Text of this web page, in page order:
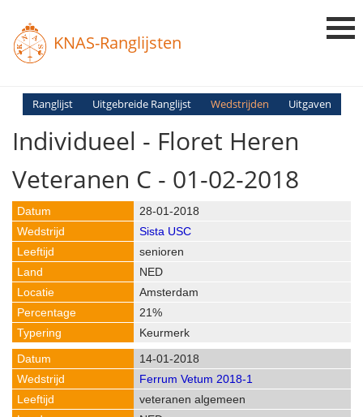
KNAS-Ranglijsten
Login
Ranglijst Uitgebreide Ranglijst Wedstrijden Uitgaven
Individueel - Floret Heren
Veteranen C - 01-02-2018
28-01-2018
Sista USC
senioren
NED
Amsterdam
21%
Keurmerk
14-01-2018
Ferrum Vetum 2018-1
veteranen algemeen